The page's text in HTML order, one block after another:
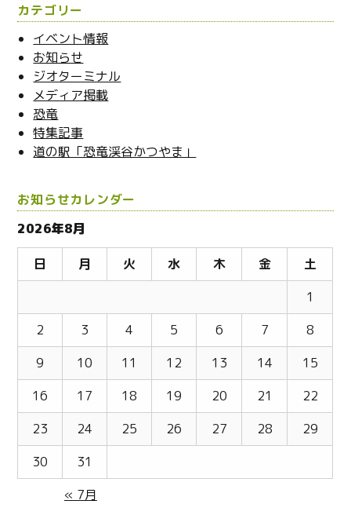
イ
ブ
カテゴリー
イベント情報
お知らせ
ジオターミナル
メディア掲載
恐竜
特集記事
道の駅「恐竜渓谷かつやま」
お知らせカレンダー
2026年8月
日 月 火 水 木 金
土
1
2
3 4 5 6 7
8
9
10 11 12 13 14
15
16
17 18 19 20 21
22
23
24 25 26 27 28
29
30
31
« 7月